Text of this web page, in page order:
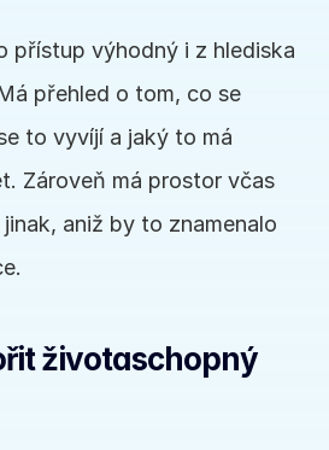
přístup výhodný i z hlediska
přehled o tom, co se
to vyvíjí a jaký to má
Zároveň má prostor včas
aniž by to znamenalo
životaschopný